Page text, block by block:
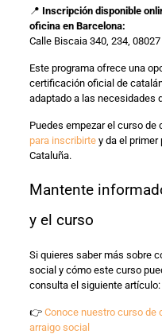
📍 Inscripción disponible
oficina en Barcelona:
Calle Biscaia 340, 234,
Este programa ofrece una
certificación oficial de
adaptado a las necesidades
Puedes empezar el curso
para inscribirtey da el primer
Cataluña.
Mantente
y el curso
Si quieres saber más sobre
social y cómo este curso
consulta el siguiente artículo:
👉 Conoce nuestro curso de
arraigo social